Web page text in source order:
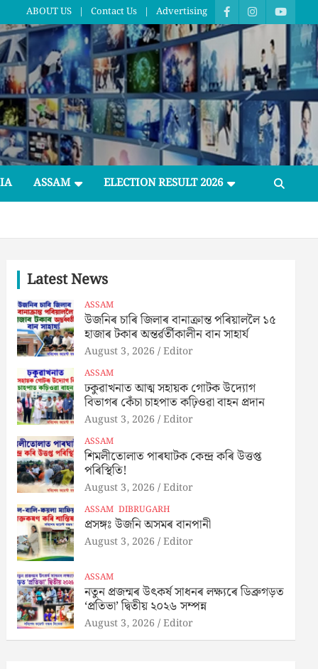
ABOUT US Contact Us Advertising
ASSAM ELECTION RESULT 2026
Latest News
ASSAM
উজনিৰ চাৰি জিলাৰ বানাক্ৰান্ত পৰিয়াললৈ ১৫
হাজাৰ টকাৰ অন্তৰ্ৱৰ্তীকালীন বান সাহাৰ্য
August 3, 2026 Editor
ASSAM
ঢকুৱাখনাত আত্ম সহায়ক গোটক উদ্যোগ
বিভাগৰ কেঁচা চাহপাত কঢ়িওৱা বাহন প্ৰদান
August 3, 2026 Editor
ASSAM
শিমলীতোলাত পাৰঘাটক কেন্দ্ৰ কৰি উত্তপ্ত
পৰিস্থিতি!
August 3, 2026 Editor
ASSAM DIBRUGARH
প্ৰসঙ্গঃ উজনি অসমৰ বানপানী
August 3, 2026 Editor
ASSAM
নতুন প্ৰজন্মৰ উৎকৰ্ষ সাধনৰ লক্ষ্যৰে ডিব্ৰুগড়ত
‘প্ৰতিভা’ দ্বিতীয় ২০২৬ সম্পন্ন
August 3, 2026 Editor